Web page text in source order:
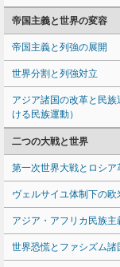
帝国主義と世界の変容
帝国主義と列強の展開
世界分割と列強対立
アジア諸国の改革と民
ける民族運動）
二つの大戦と世界
第一次世界大戦とロシア
ヴェルサイユ体制下の欧
アジア・アフリカ民族主
世界恐慌とファシズム諸